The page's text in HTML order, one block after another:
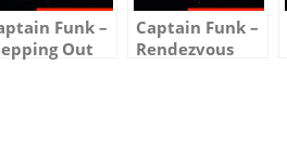
Funk –
Out
Captain Funk –
Rendezvous